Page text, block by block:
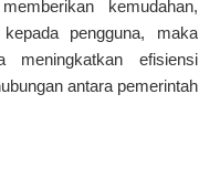
kemudahan,
pengguna, maka
meningkatkan efisiensi
antara pemerintah